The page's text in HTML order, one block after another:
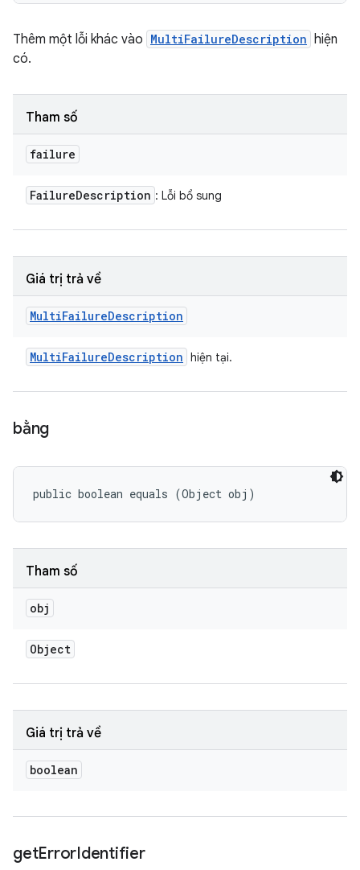
Thêm một lỗi khác vào MultiFailureDescription hiện
có.
Tham số
failure
FailureDescription : Lỗi bổ sung
Giá trị trả về
MultiFailureDescription
MultiFailureDescription hiện tại.
bằng
public boolean equals (Object obj)
Tham số
obj
Object
Giá trị trả về
boolean
getErrorIdentifier